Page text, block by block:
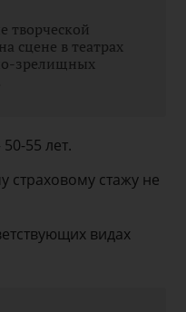
творческой
сцене в театрах
зрелищных
55 лет.
страховому стажу не
видах